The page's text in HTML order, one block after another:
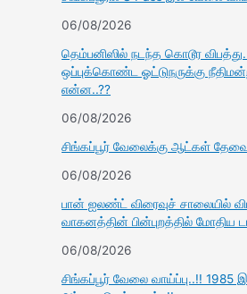
06/08/2026
தெம்பனிஸில் நடந்த கொடூர
ஒப்புக்கொண்ட ஓட்டுநருக்கு
என்ன..??
06/08/2026
சிங்கப்பூர் வேலைக்கு ஆட்கள்
06/08/2026
பான் ஐலண்ட் விரைவுச் சாலையில்
வாகனத்தின் பின்புறத்தில் மோதிய
06/08/2026
சிங்கப்பூர் வேலை வாய்ப்பு..!! 1985